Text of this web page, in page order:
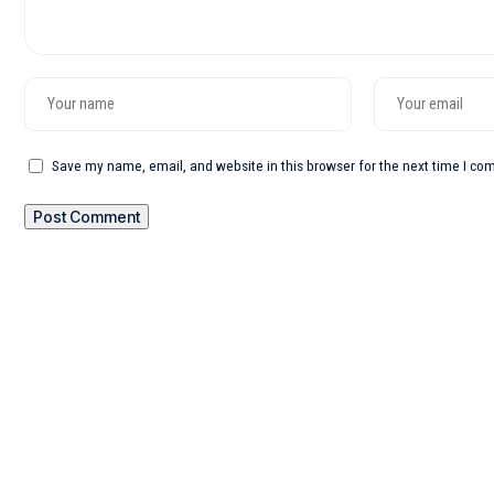
Save my name, email, and website in this browser for the next time I